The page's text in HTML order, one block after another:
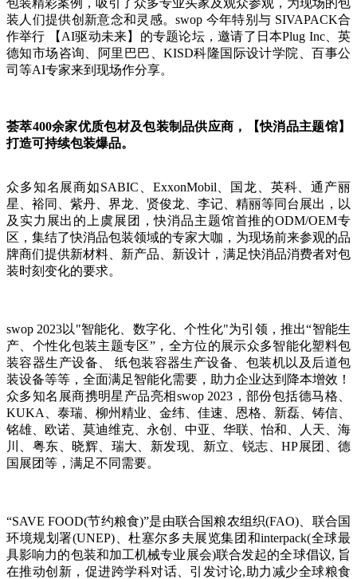
包装精彩案例，吸引了众多专业买家及观众参观，为现场的包
装人们提供创新意念和灵感。swop 今年特别与 SIVAPACK合
作举行 【AI驱动未来】的专题论坛，邀请了日本Plug Inc、英
德知市场咨询、阿里巴巴、KISD科隆国际设计学院、百事公
司等AI专家来到现场作分享。
荟萃400余家优质包材及包装制品供应商，【快消品主题馆】
打造可持续包装爆品。
众多知名展商如SABIC、ExxonMobil、国龙、英科、通产丽
星、裕同、紫丹、界龙、贤俊龙、李记、精丽等同台展出，以
及实力展出的上虞展团，快消品主题馆首推的ODM/OEM专
区，集结了快消品包装领域的专家大咖，为现场前来参观的品
牌商们提供新材料、新产品、新设计，满足快消品消费者对包
装时刻变化的要求。
swop 2023以"智能化、数字化、个性化"为引领，推出“智能生
产、个性化包装主题专区”，全方位的展示众多智能化塑料包
装容器生产设备、 纸包装容器生产设备、包装机以及后道包
装设备等等，全面满足智能化需要，助力企业达到降本增效！
众多知名展商携明星产品亮相swop 2023，部份包括德马格、
KUKA、泰瑞、柳州精业、金纬、佳速、恩格、新磊、铸信、
铭雄、欧诺、莫迪维克、永创、中亚、华联、怡和、人天、海
川、粤东、晓辉、瑞大、新发现、新立、锐志、HP展团、德
国展团等，满足不同需要。
“SAVE FOOD(节约粮食)”是由联合国粮农组织(FAO)、联合国
环境规划署(UNEP)、杜塞尔多夫展览集团和interpack(全球最
具影响力的包装和加工机械专业展会)联合发起的全球倡议, 旨
在推动创新，促进跨学科对话、引发讨论,助力减少全球粮食